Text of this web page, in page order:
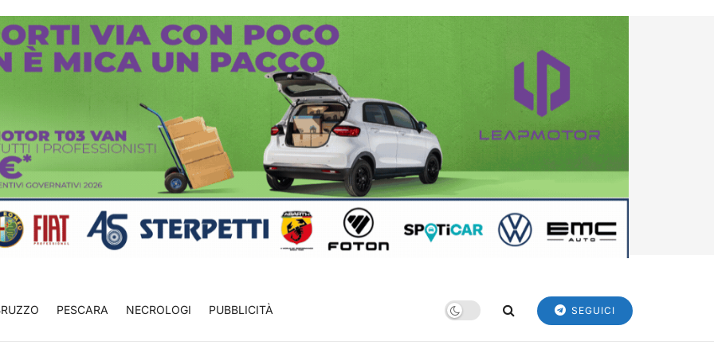
PESCARA NECROLOGI PUBBLICITÀ SEGUICI